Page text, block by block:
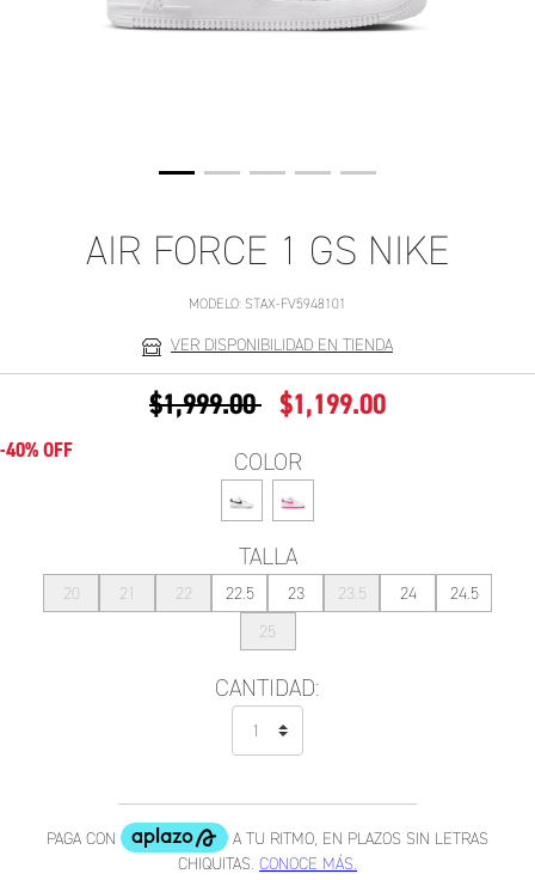
AIR FORCE 1 GS NIKE
MODELO: STAX-FV5948101
VER DISPONIBILIDAD EN TIENDA
PRECIO REDUCIDO DE
$1,999.00A $1,199.00
-40% OFF COLOR
TALLA
20 21 22 22.5 23 23.5 24
24.5
25
CANTIDAD: